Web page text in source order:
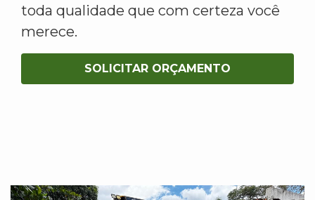
toda qualidade que com certeza você
merece.
SOLICITAR ORÇAMENTO